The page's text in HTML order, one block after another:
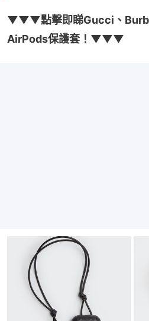
▼▼▼點擊即睇Gucci、
AirPods保護套！▼▼▼